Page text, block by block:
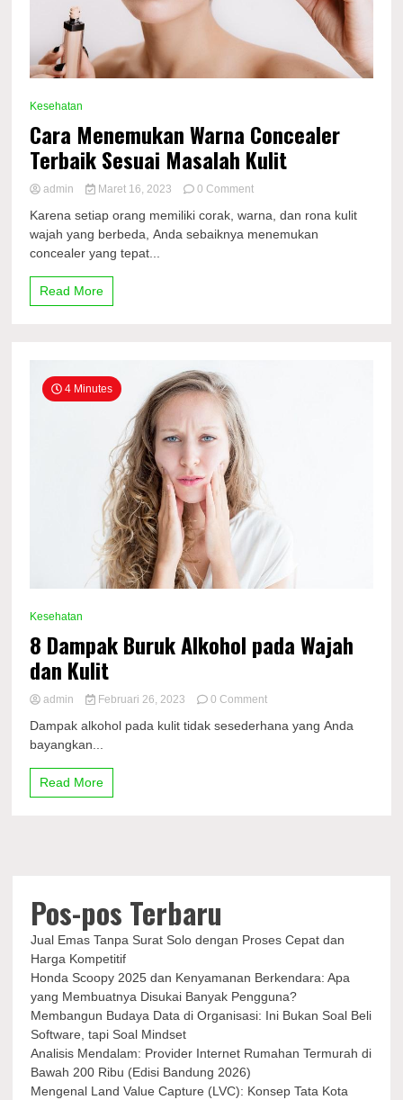
Kesehatan
Cara Menemukan Warna Concealer
Terbaik Sesuai Masalah Kulit
admin Maret 16, 2023 0 Commenton
Menemukan
Warna
Karena setiap orang memiliki corak, warna, dan rona kulit
wajah yang berbeda, Anda sebaiknya menemukan
concealer yang tepat...
Read More
4 Minutes
Kesehatan
8 Dampak Buruk Alkohol pada Wajah
dan Kulit
admin Februari 26, 2023 0 Commenton
Dampak
Dampak alkohol pada kulit tidak sesederhana yang Anda
bayangkan...
Read More
Pos-pos Terbaru
Jual Emas Tanpa Surat Solo dengan Proses Cepat dan
Harga Kompetitif
Honda Scoopy 2025 dan Kenyamanan Berkendara: Apa
yang Membuatnya Disukai Banyak Pengguna?
Membangun Budaya Data di Organisasi: Ini Bukan Soal Beli
Software, tapi Soal Mindset
Analisis Mendalam: Provider Internet Rumahan Termurah di
Bawah 200 Ribu (Edisi Bandung 2026)
Mengenal Land Value Capture (LVC): Konsep Tata Kota